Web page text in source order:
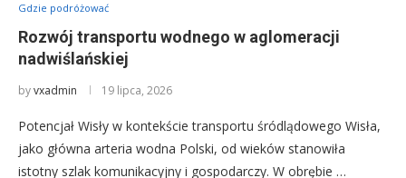
Gdzie podróżować
Rozwój transportu wodnego w aglomeracji
nadwiślańskiej
byvxadmin 19 lipca, 2026
Potencjał Wisły w kontekście transportu śródlądowego Wisła,
jako główna arteria wodna Polski, od wieków stanowiła
istotny szlak komunikacyjny i gospodarczy. W obrębie …